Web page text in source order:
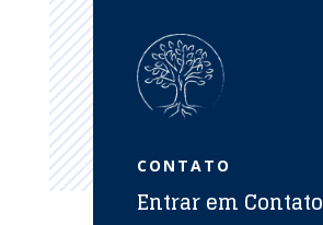
CONTATO
Entrar em Contato